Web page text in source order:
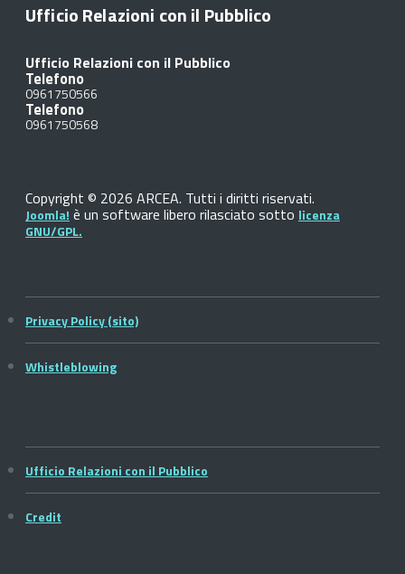
Ufficio Relazioni con il Pubblico
Ufficio Relazioni con il Pubblico
Telefono
0961750566
Telefono
0961750568
Copyright © 2026 ARCEA. Tutti i diritti riservati.
Joomla! è un software libero rilasciato sotto licenza
GNU/GPL.
Privacy Policy (sito)
Whistleblowing
Ufficio Relazioni con il Pubblico
Credit